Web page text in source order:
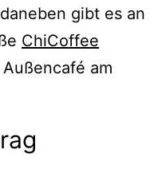
gibt es an
ChiCoffee
am